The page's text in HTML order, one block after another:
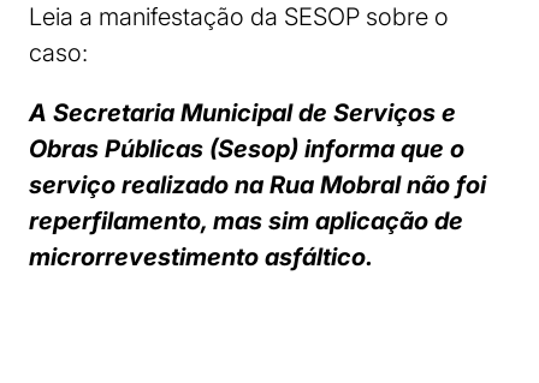
Leia a manifestação da SESOP sobre o
caso:
A Secretaria Municipal de Serviços e
Obras Públicas (Sesop) informa que o
serviço realizado na Rua Mobral não foi
reperfilamento, mas sim aplicação de
microrrevestimento asfáltico.